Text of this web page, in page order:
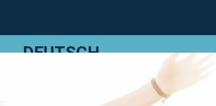
DEUTSCH